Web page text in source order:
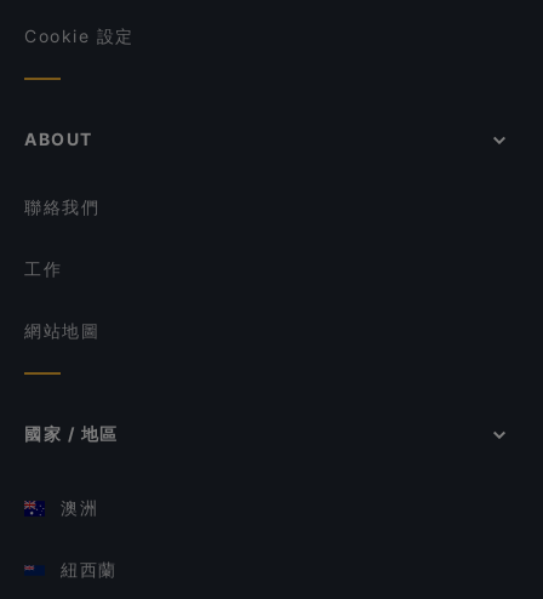
Cookie 設定
ABOUT
聯絡我們
工作
網站地圖
國家 / 地區
澳洲
紐西蘭